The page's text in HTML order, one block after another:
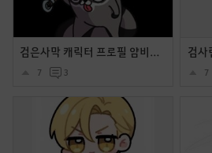
검은사막 캐릭터 프로필 얌비얌 시리즈
7 3
검사
7